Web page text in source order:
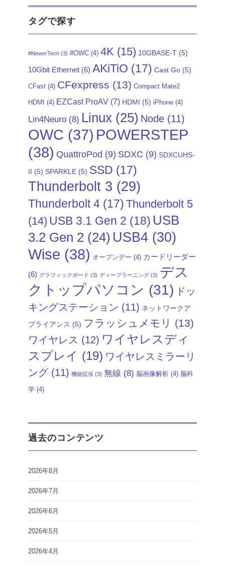
タグで探す
#NewerTech (3) #OWC (4) 4K (15) 10GBASE-T (5)
10Gbit Ethernet (6) AKiTiO (17) Cast Go (5)
CFast (4) CFexpress (13) Compact Mate2
HDMI (4) EZCast ProAV (7) HDMI (5) iPhone (4)
Lin4Neuro (8) Linux (25) Node (11)
OWC (37) POWERSTEP
(38) QuattroPod (9) SDXC (9) SDXCUHS-
II (5) SPARKLE (5) SSD (17)
Thunderbolt 3 (29)
Thunderbolt 4 (17) Thunderbolt 5
(14) USB 3.1 Gen 2 (18) USB
3.2 Gen 2 (24) USB4 (30)
Wise (38) オープンデー (4) カードリーダー
(6) グラフィックボード (3) ディープラーニング (3) デス
クトップパソコン (31) ドッ
キングステーション (11) ネットワークア
プライアンス (5) フラッシュメモリ (13)
ワイヤレス (12) ワイヤレスディ
スプレイ (19) ワイヤレスミラーリ
ング(11) 機能拡張 (3) 無線 (8) 脳画像解析 (4) 脳科
学 (4)
過去のコンテンツ
2026年8月
2026年7月
2026年6月
2026年5月
2026年4月